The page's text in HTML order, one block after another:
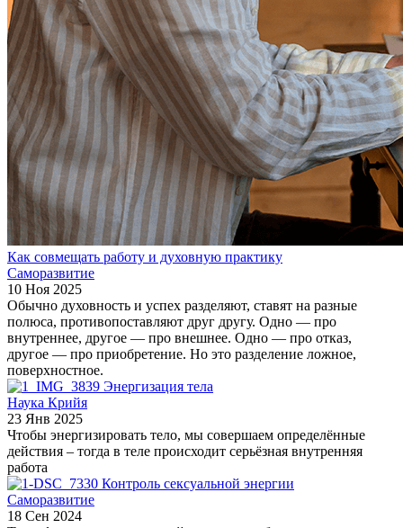
Как совмещать работу и духовную практику
Саморазвитие
10 Ноя 2025
Обычно духовность и успех разделяют, ставят на разные
полюса, противопоставляют друг другу. Одно — про
внутреннее, другое — про внешнее. Одно — про отказ,
другое — про приобретение. Но это разделение ложное,
поверхностное.
Энергизация тела
Наука Крийя
23 Янв 2025
Чтобы энергизировать тело, мы совершаем определённые
действия – тогда в теле происходит серьёзная внутренняя
работа
Контроль сексуальной энергии
Саморазвитие
18 Сен 2024